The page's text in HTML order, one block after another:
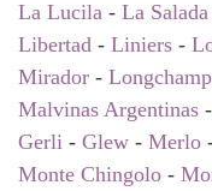
La Lucila - La Salada
Libertad - Liniers -
Mirador -
Malvinas Argentinas -
Gerli - Glew - Merlo
Monte Chingolo -